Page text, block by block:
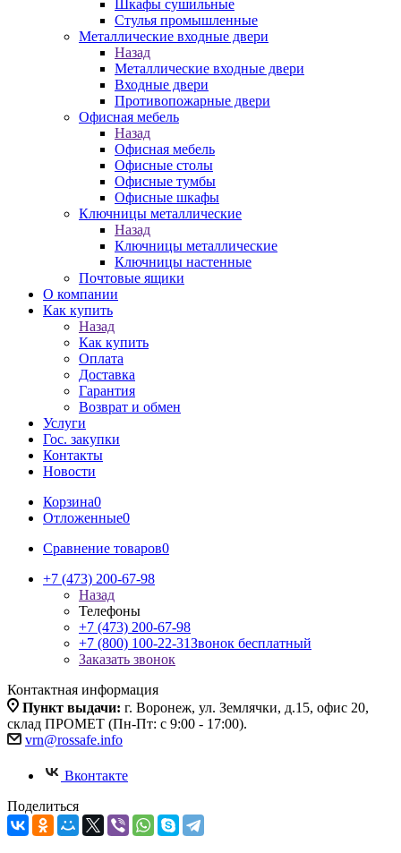
Шкафы сушильные
Стулья промышленные
Металлические входные двери
Назад
Металлические входные двери
Входные двери
Противопожарные двери
Офисная мебель
Назад
Офисная мебель
Офисные столы
Офисные тумбы
Офисные шкафы
Ключницы металлические
Назад
Ключницы металлические
Ключницы настенные
Почтовые ящики
О компании
Как купить
Назад
Как купить
Оплата
Доставка
Гарантия
Возврат и обмен
Услуги
Гос. закупки
Контакты
Новости
Корзина0
Отложенные0
Сравнение товаров0
+7 (473) 200-67-98
Назад
Телефоны
+7 (473) 200-67-98
+7 (800) 100-22-31Звонок бесплатный
Заказать звонок
Контактная информация
Пункт выдачи: г. Воронеж, ул. Землячки, д.15, офис 20,
склад ПРОМЕТ (Пн-Пт: с 9:00 - 17:00).
vrn@rossafe.info
Вконтакте
Поделиться